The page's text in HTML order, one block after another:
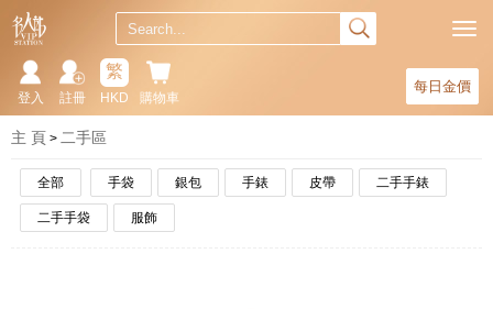
每日金價
購物車
繁
HKD
註冊
登入
主 頁 二手區
全部 手袋 銀包 手錶 皮帶 二手手錶
二手手袋 服飾